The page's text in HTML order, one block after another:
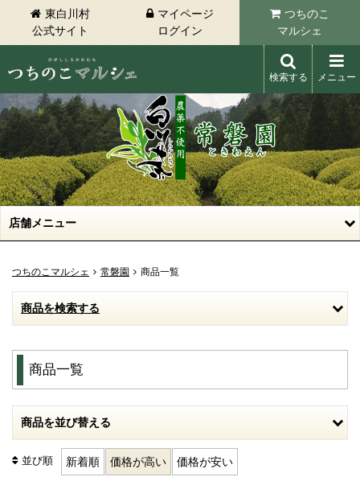
東白川村
公式サイト
マイページ
ログイン
つちのこ
マルシェ
東白川村 つちのこマルシェ
検索する メニュー
店舗メニュー
つちのこマルシェ 常磐園 商品一覧
商品を検索する
商品一覧
商品を並び替える
並び順 新着順 価格が高い 価格が安い